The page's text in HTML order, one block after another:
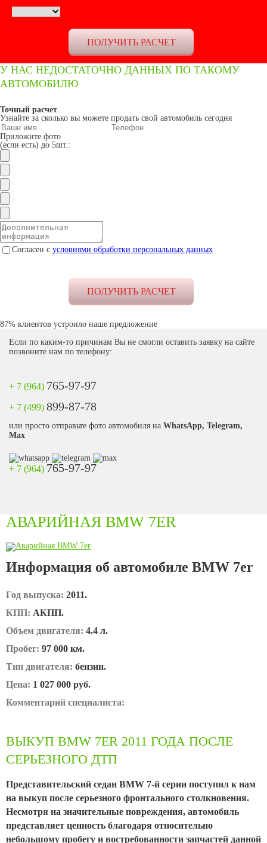
У НАС НЕДОСТАТОЧНО ДАННЫХ ПО ТАКОМУ
АВТОМОБИЛЮ
Точный расчет
Узнайте за сколько вы можете продать свой автомобиль сегодня
Приложите фото
(если есть) до 5шт.:
Согласен с условиями обработки персональных данных
87% клиентов устроило наше предложение
Если по каким-то причинам Вы не смогли оставить заявку на сайте
позвоните нам по телефону:
+ 7 (964) 765-97-97
+ 7 (499) 899-87-78
или просто отправьте фото автомобиля на WhatsApp, Telegram,
Max
+ 7 (964) 765-97-97
АВАРИЙНАЯ BMW 7ER
Информация об автомобиле BMW 7er
Год выпуска: 2011.
КПП: АКПП.
Объем двигателя: 4.4 л.
Пробег: 97 000 км.
Тип двигателя: бензин.
Цена: 1 027 000 руб.
Комментарий специалиста:
ВЫКУП BMW 7ER 2011 ГОДА ПОСЛЕ
СЕРЬЕЗНОГО ДТП
Представительский седан BMW 7-й серии поступил к нам
на выкуп после серьезного фронтального столкновения.
Несмотря на значительные повреждения, автомобиль
представляет ценность благодаря относительно
небольшому пробегу и востребованности запчастей данной